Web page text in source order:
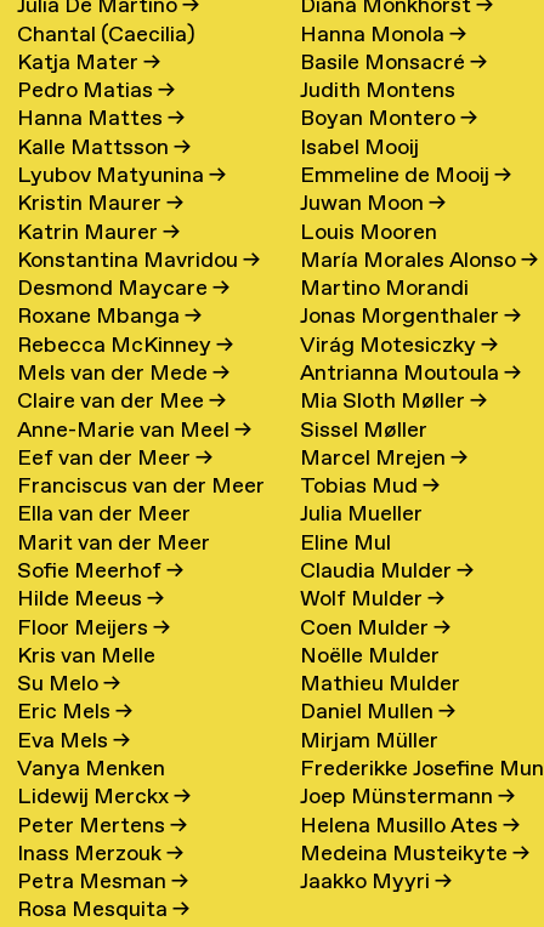
Julia De Martino→
Chantal (Caecilia)
Maschke (Hattink)
Katja Mater→
Pedro Matias→
Hanna Mattes→
Kalle Mattsson→
Lyubov Matyunina→
Kristin Maurer→
Katrin Maurer→
Konstantina Mavridou→
Desmond Maycare→
Roxane Mbanga→
Rebecca McKinney→
Mels van der Mede→
Claire van der Mee→
Anne-Marie van Meel→
Eef van der Meer→
Franciscus van der Meer
→
Ella van der Meer
Marit van der Meer
Sofie Meerhof→
Hilde Meeus→
Floor Meijers→
Kris van Melle
Su Melo→
Eric Mels→
Eva Mels→
Vanya Menken
Lidewij Merckx→
Peter Mertens→
Inass Merzouk→
Petra Mesman→
Rosa Mesquita→
Diana Monkhorst→
Hanna Monola→
Basile Monsacré→
Judith Montens
Boyan Montero→
Isabel Mooij
Emmeline de Mooij→
Juwan Moon→
Louis Mooren
María Morales Alonso→
Martino Morandi
Jonas Morgenthaler→
Virág Motesiczky→
Antrianna Moutoula→
Mia Sloth Møller→
Sissel Møller
Marcel Mrejen→
Tobias Mud→
Julia Mueller
Eline Mul
Claudia Mulder→
Wolf Mulder→
Coen Mulder→
Noëlle Mulder
Mathieu Mulder
Daniel Mullen→
Mirjam Müller
Frederikke Josefine
Eefsen→
Joep Münstermann→
Helena Musillo Ates→
Medeina Musteikyte→
Jaakko Myyri→